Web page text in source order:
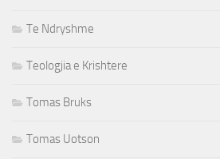
Te Ndryshme
Teologjia e Krishtere
Tomas Bruks
Tomas Uotson